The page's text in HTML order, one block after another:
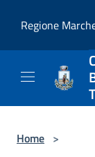
Regione
Home >